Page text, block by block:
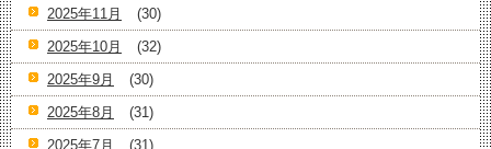
2025年11月
(30)
2025年10月
(32)
2025年9月
(30)
2025年8月
(31)
2025年7月
(31)